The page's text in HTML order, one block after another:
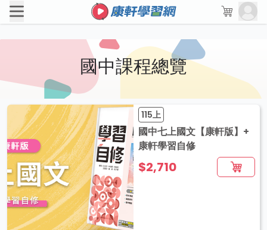
國中課程總覽
115上
國中七上國文【康軒版】+
康軒學習自修
$2,710